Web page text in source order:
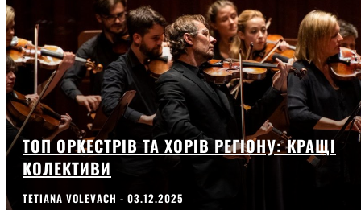
ТОП ОРКЕСТРІВ ТА ХОРІВ РЕГІОНУ: КРАЩІ
КОЛЕКТИВИ
TETIANA VOLEVACH - 03.12.2025